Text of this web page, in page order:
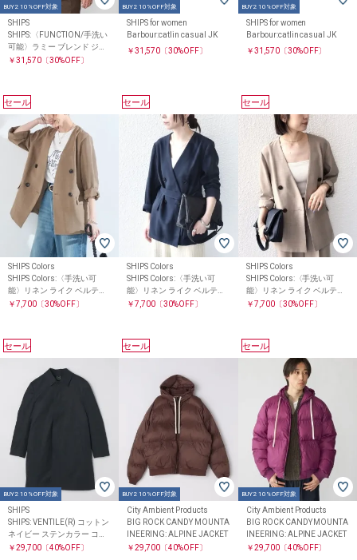
BUY2 10%OFF対象
SHIPS
SHIPS:〈FUNCTION/手洗い
可能〉ラミー ブレンド ジャ
ケット(セットアップ対応)
￥31,570〔30%OFF〕
BUY2 10%OFF対象
SHIPS for women
Barbour:catlin casual JK
￥31,570 〔30%OFF〕
BUY2 10%OFF対象
SHIPS for women
Barbour:catlin casual JK
￥31,570〔30%OFF〕
セール
SHIPS Colors
SHIPS Colors:〈手洗い可
能〉リネン ライク ベルテッ
ド ジャケット◇
￥7,700〔30%OFF〕
セール
SHIPS Colors
SHIPS Colors:〈手洗い可
能〉リネン ライク ベルテッ
ド ジャケット◇
￥7,700 〔30%OFF〕
セール
SHIPS Colors
SHIPS Colors:〈手洗い可
能〉リネン ライク ベルテッ
ド ジャケット◇
￥7,700〔30%OFF〕
セール
BUY2 10%OFF対象
SHIPS
SHIPS: VENTILE(R) コットン
ネイビー ステンカラー コー
ト
￥29,700〔40%OFF〕
セール
BUY2 10%OFF対象
City Ambient Products
BIG ROCK CANDY MOUNTA
INEERING: ALPINE JACKET
￥29,700 〔40%OFF〕
セール
BUY2 10%OFF対象
City Ambient Products
BIG ROCK CANDY MOUNTA
INEERING: ALPINE JACKET
￥29,700〔40%OFF〕